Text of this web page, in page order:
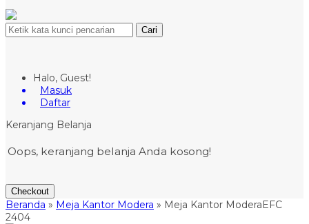
Cari
Halo, Guest!
Masuk
Daftar
Keranjang Belanja
Oops, keranjang belanja Anda kosong!
Checkout
Beranda » Meja Kantor Modera » Meja Kantor ModeraEFC
2404